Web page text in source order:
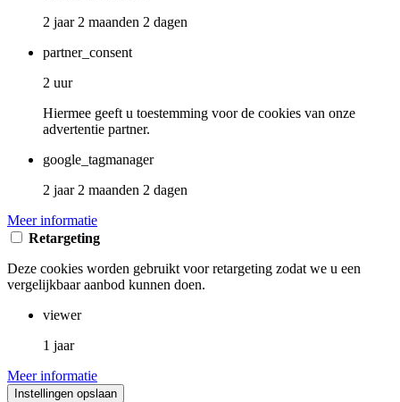
2 jaar 2 maanden 2 dagen
partner_consent
2 uur
Hiermee geeft u toestemming voor de cookies van onze
advertentie partner.
google_tagmanager
2 jaar 2 maanden 2 dagen
Meer informatie
Retargeting
Deze cookies worden gebruikt voor retargeting zodat we u een
vergelijkbaar aanbod kunnen doen.
viewer
1 jaar
Meer informatie
Instellingen opslaan